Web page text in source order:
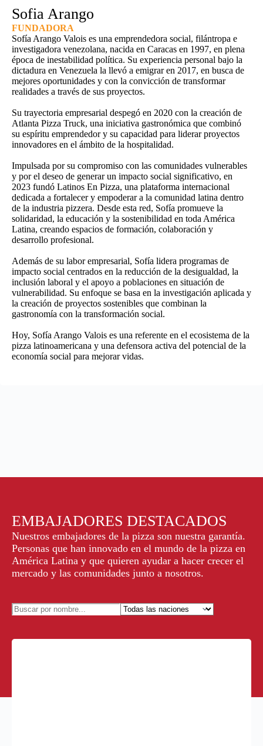
Sofia Arango
FUNDADORA
Sofía Arango Valois es una emprendedora social, filántropa e
investigadora venezolana, nacida en Caracas en 1997, en plena
época de inestabilidad política. Su experiencia personal bajo la
dictadura en Venezuela la llevó a emigrar en 2017, en busca de
mejores oportunidades y con la convicción de transformar
realidades a través de sus proyectos.
Su trayectoria empresarial despegó en 2020 con la creación de
Atlanta Pizza Truck, una iniciativa gastronómica que combinó
su espíritu emprendedor y su capacidad para liderar proyectos
innovadores en el ámbito de la hospitalidad.
Impulsada por su compromiso con las comunidades vulnerables
y por el deseo de generar un impacto social significativo, en
2023 fundó Latinos En Pizza, una plataforma internacional
dedicada a fortalecer y empoderar a la comunidad latina dentro
de la industria pizzera. Desde esta red, Sofía promueve la
solidaridad, la educación y la sostenibilidad en toda América
Latina, creando espacios de formación, colaboración y
desarrollo profesional.
Además de su labor empresarial, Sofía lidera programas de
impacto social centrados en la reducción de la desigualdad, la
inclusión laboral y el apoyo a poblaciones en situación de
vulnerabilidad. Su enfoque se basa en la investigación aplicada y
la creación de proyectos sostenibles que combinan la
gastronomía con la transformación social.
Hoy, Sofía Arango Valois es una referente en el ecosistema de la
pizza latinoamericana y una defensora activa del potencial de la
economía social para mejorar vidas.
EMBAJADORES DESTACADOS
Nuestros embajadores de la pizza son nuestra garantía.
Personas que han innovado en el mundo de la pizza en
América Latina y que quieren ayudar a hacer crecer el
mercado y las comunidades junto a nosotros.